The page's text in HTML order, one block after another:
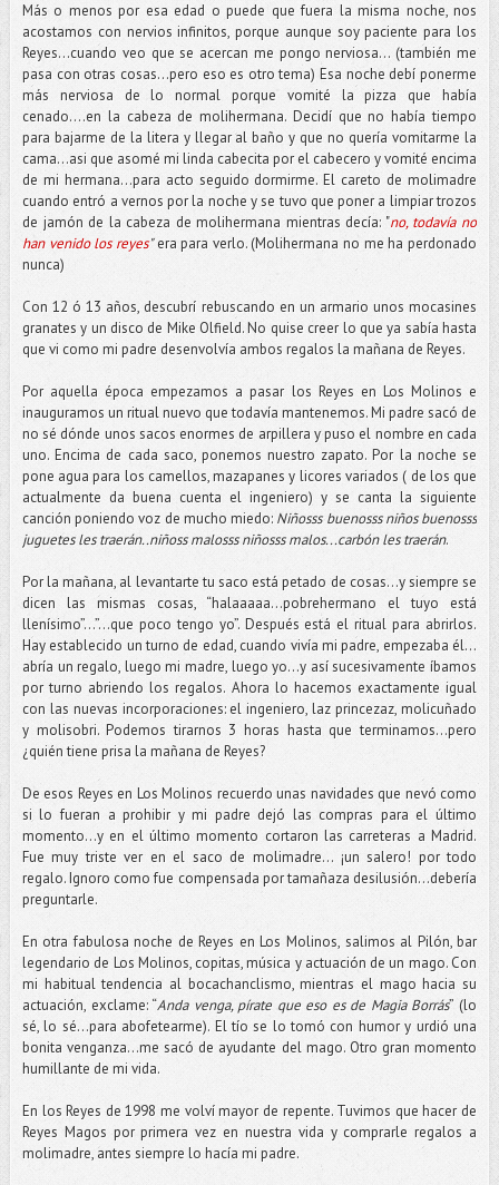
Más o menos por esa edad o puede que fuera la misma noche, nos
acostamos con nervios infinitos, porque aunque soy paciente para los
Reyes...cuando veo que se acercan me pongo nerviosa... (también me
pasa con otras cosas...pero eso es otro tema) Esa noche debí ponerme
más nerviosa de lo normal porque vomité la pizza que había
cenado….en la cabeza de molihermana. Decidí que no había tiempo
para bajarme de la litera y llegar al baño y que no quería vomitarme la
cama...asi que asomé mi linda cabecita por el cabecero y vomité encima
de mi hermana...para acto seguido dormirme. El careto de molimadre
cuando entró a vernos por la noche y se tuvo que poner a limpiar trozos
de jamón de la cabeza de molihermana mientras decía: "no, todavía no
han venido los reyes"era para verlo. (Molihermana no me ha perdonado
nunca)
Con 12 ó 13 años, descubrí rebuscando en un armario unos mocasines
granates y un disco de Mike Olfield. No quise creer lo que ya sabía hasta
que vi como mi padre desenvolvía ambos regalos la mañana de Reyes.
Por aquella época empezamos a pasar los Reyes en Los Molinos e
inauguramos un ritual nuevo que todavía mantenemos. Mi padre sacó de
no sé dónde unos sacos enormes de arpillera y puso el nombre en cada
uno. Encima de cada saco, ponemos nuestro zapato. Por la noche se
pone agua para los camellos, mazapanes y licores variados ( de los que
actualmente da buena cuenta el ingeniero) y se canta la siguiente
canción poniendo voz de mucho miedo: Niñosss buenosss niños buenosss
juguetes les traerán..niñoss malosss niñosss malos...carbón les traerán.
Por la mañana, al levantarte tu saco está petado de cosas…y siempre se
dicen las mismas cosas, “halaaaaa…pobrehermano el tuyo está
llenísimo”…”…que poco tengo yo”. Después está el ritual para abrirlos.
Hay establecido un turno de edad, cuando vivía mi padre, empezaba él…
abría un regalo, luego mi madre, luego yo...y así sucesivamente íbamos
por turno abriendo los regalos. Ahora lo hacemos exactamente igual
con las nuevas incorporaciones: el ingeniero, laz princezaz, molicuñado
y molisobri. Podemos tirarnos 3 horas hasta que terminamos…pero
¿quién tiene prisa la mañana de Reyes?
De esos Reyes en Los Molinos recuerdo unas navidades que nevó como
si lo fueran a prohibir y mi padre dejó las compras para el último
momento…y en el último momento cortaron las carreteras a Madrid.
Fue muy triste ver en el saco de molimadre… ¡un salero! por todo
regalo. Ignoro como fue compensada por tamañaza desilusión…debería
preguntarle.
En otra fabulosa noche de Reyes en Los Molinos, salimos al Pilón, bar
legendario de Los Molinos, copitas, música y actuación de un mago. Con
mi habitual tendencia al bocachanclismo, mientras el mago hacia su
actuación, exclame: “Anda venga, pírate que eso es de Magia Borrás” (lo
sé, lo sé...para abofetearme). El tío se lo tomó con humor y urdió una
bonita venganza…me sacó de ayudante del mago. Otro gran momento
humillante de mi vida.
En los Reyes de 1998 me volví mayor de repente. Tuvimos que hacer de
Reyes Magos por primera vez en nuestra vida y comprarle regalos a
molimadre, antes siempre lo hacía mi padre.